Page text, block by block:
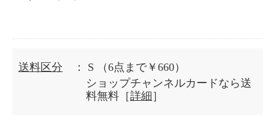
送料区分 ： S
（6点まで￥660）
ショップチャンネルカードなら送
料無料［詳細 ］